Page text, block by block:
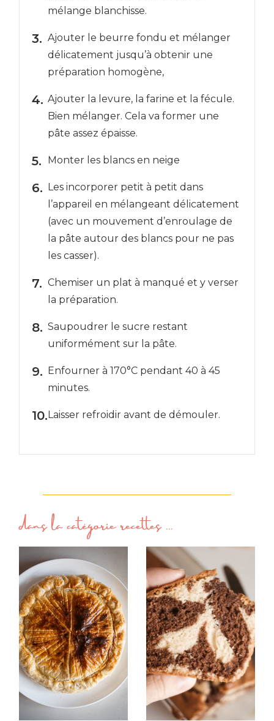
mélange blanchisse.
Ajouter le beurre fondu et mélanger
délicatement jusqu’à obtenir une
préparation homogène,
Ajouter la levure, la farine et la fécule.
Bien mélanger. Cela va former une
pâte assez épaisse.
Monter les blancs en neige
Les incorporer petit à petit dans
l’appareil en mélangeant délicatement
(avec un mouvement d’enroulage de
la pâte autour des blancs pour ne pas
les casser).
Chemiser un plat à manqué et y verser
la préparation.
Saupoudrer le sucre restant
uniformément sur la pâte.
Enfourner à 170°C pendant 40 à 45
minutes.
Laisser refroidir avant de démouler.
dans la catégorierecettes...